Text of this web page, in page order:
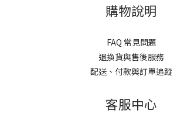
購物說明
FAQ 常見問題
退換貨與售後服務
配送、付款與訂單追蹤
客服中心